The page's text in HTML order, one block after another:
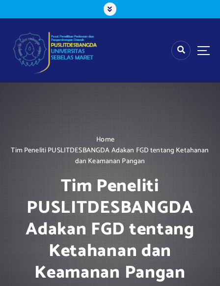
k
o
Home
Tim Peneliti PUSLITDESBANGDA Adakan FGD tentang Ketahanan
dan Keamanan Pangan
Tim Peneliti
PUSLITDESBANGDA
Adakan FGD tentang
Ketahanan dan
Keamanan Pangan